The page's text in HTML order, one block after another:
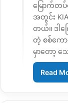
မြောက်တပ်
အတွင်း
တယ်။ ဒါက
တဲ့ စစ်ကေ
မှာတော့
Read